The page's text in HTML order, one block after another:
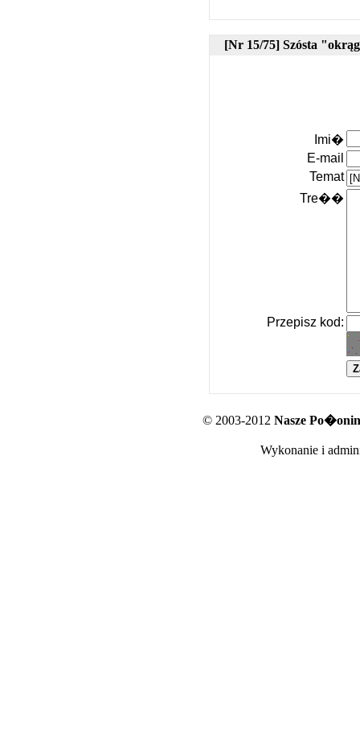
[Nr 15/75] Szósta
Imi�
E-mail
Temat
Tre��
Przepisz kod:
© 2003-2012 Nasze
Wykonanie i